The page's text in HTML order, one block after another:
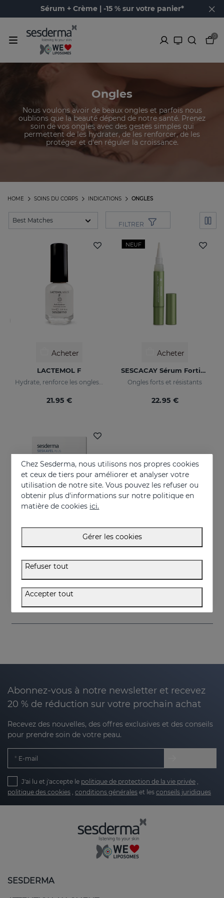
Sérum + Crème | -15 % sur votre panier*
0
Ongles
Nous voulons avoir de beaux ongles et parfois nous
oublions que la beauté dépend de notre santé. Prenez
soin de vos ongles avec des gestes simples qui
permettent de les hydrater, de les renforcer, de les
protéger et d’en réguler la croissance.
ONGLES
INDICATIONS
SOINS DU CORPS
HOME
FILTRER
Acheter
LACTEMOL F
Hydrate, renforce les ongles en les rendant plus souples et résistants.
21.95 €
NEUF
Acheter
SESCACAY Sérum Fortifiant Pour Ongles
Ongles forts et résistants
22.95 €
SESKAVEL Plus Capsules
34.95 €
Abonnez-vous à notre newsletter et recevez
20 % de réduction sur votre prochain achat
Recevez des nouvelles, des offres exclusives et des conseils
pour prendre soin de votre peau.
E-mail
J'ai lu et j'accepte le politique de protection de la vie privée
politique des cookies conditions générales et les conseils juridiques
SESDERMA
Chez Sesderma, nous utilisons nos propres cookies
et ceux de tiers pour améliorer et analyser votre
utilisation de notre site. Vous pouvez les refuser ou
obtenir plus d'informations sur notre politique en
matière de cookies ici.
Gérer les cookies
Refuser tout
Accepter tout